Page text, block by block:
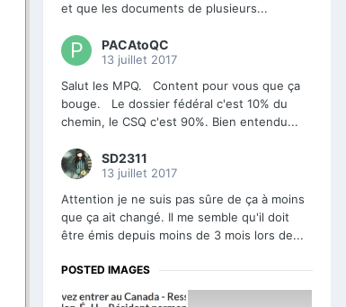
et que les documents de plusieurs...
PACAtoQC
13 juillet 2017
Salut les MPQ. Content pour vous que ça
bouge. Le dossier fédéral c'est 10% du
chemin, le CSQ c'est 90%. Bien entendu...
SD2311
13 juillet 2017
Attention je ne suis pas sûre de ça à moins
que ça ait changé. Il me semble qu'il doit
être émis depuis moins de 3 mois lors de...
POSTED IMAGES